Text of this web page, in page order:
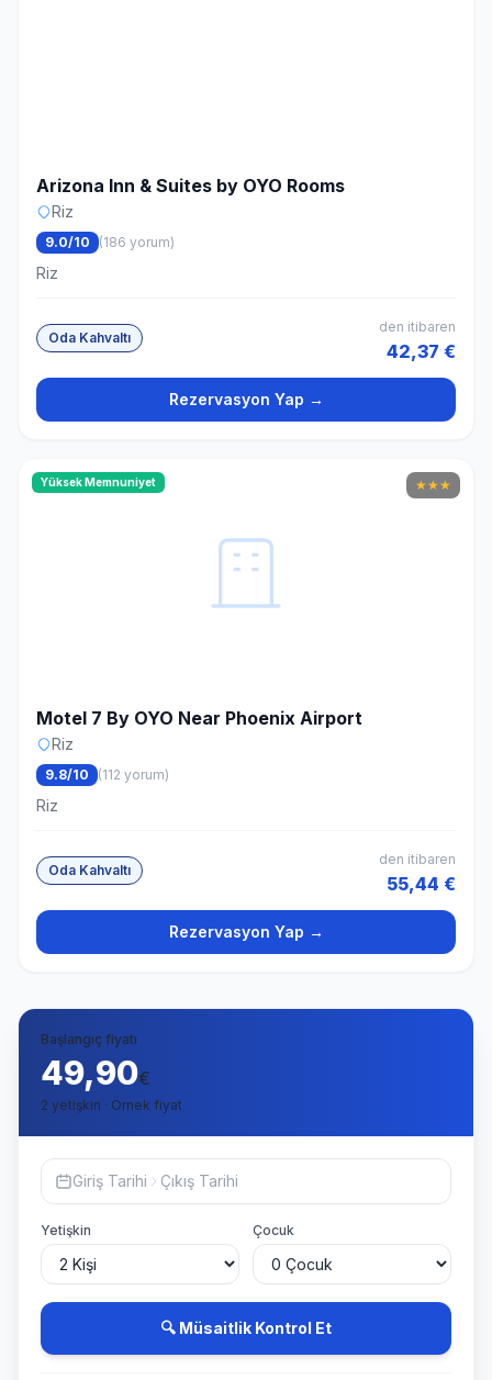
Arizona Inn & Suites by OYO Rooms
Riz
9.0/10 (186 yorum)
Riz
Oda Kahvaltı
den itibaren
42,37 €
Rezervasyon Yap →
Yüksek Memnuniyet ★★★
Motel 7 By OYO Near Phoenix Airport
Riz
9.8/10 (112 yorum)
Riz
Oda Kahvaltı
den itibaren
55,44 €
Rezervasyon Yap →
Başlangıç fiyatı
49,90€
2 yetişkin · Örnek fiyat
Giriş Tarihi Çıkış Tarihi
Yetişkin Çocuk
🔍 Müsaitlik Kontrol Et